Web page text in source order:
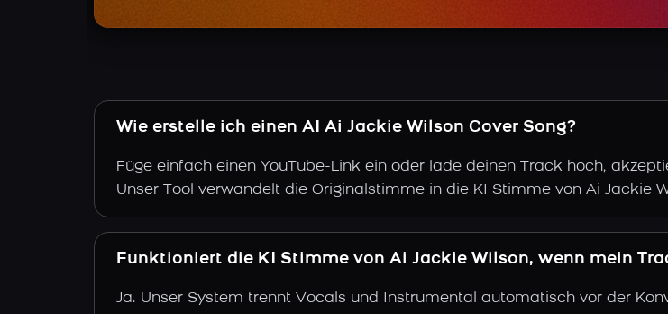
Wie erstelle ich einen AI Ai Jackie Wilson Cover Song?
Füge einfach einen YouTube-Link ein oder lade deinen Track hoch,
Unser Tool verwandelt die Originalstimme in die KI Stimme von Ai Jackie
Funktioniert die KI Stimme von Ai Jackie Wilson, wenn mein
Ja. Unser System trennt Vocals und Instrumental automatisch vor der